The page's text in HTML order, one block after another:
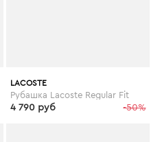
LACOSTE
Рубашка Lacoste Regular Fit
-50%
4 790 руб